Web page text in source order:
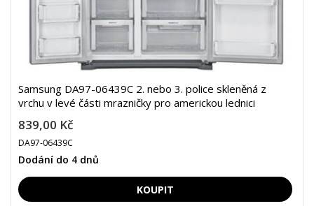
Samsung DA97-06439C 2. nebo 3. police skleněná z
vrchu v levé části mrazničky pro americkou lednici
839,00 Kč
DA97-06439C
Dodání do 4 dnů